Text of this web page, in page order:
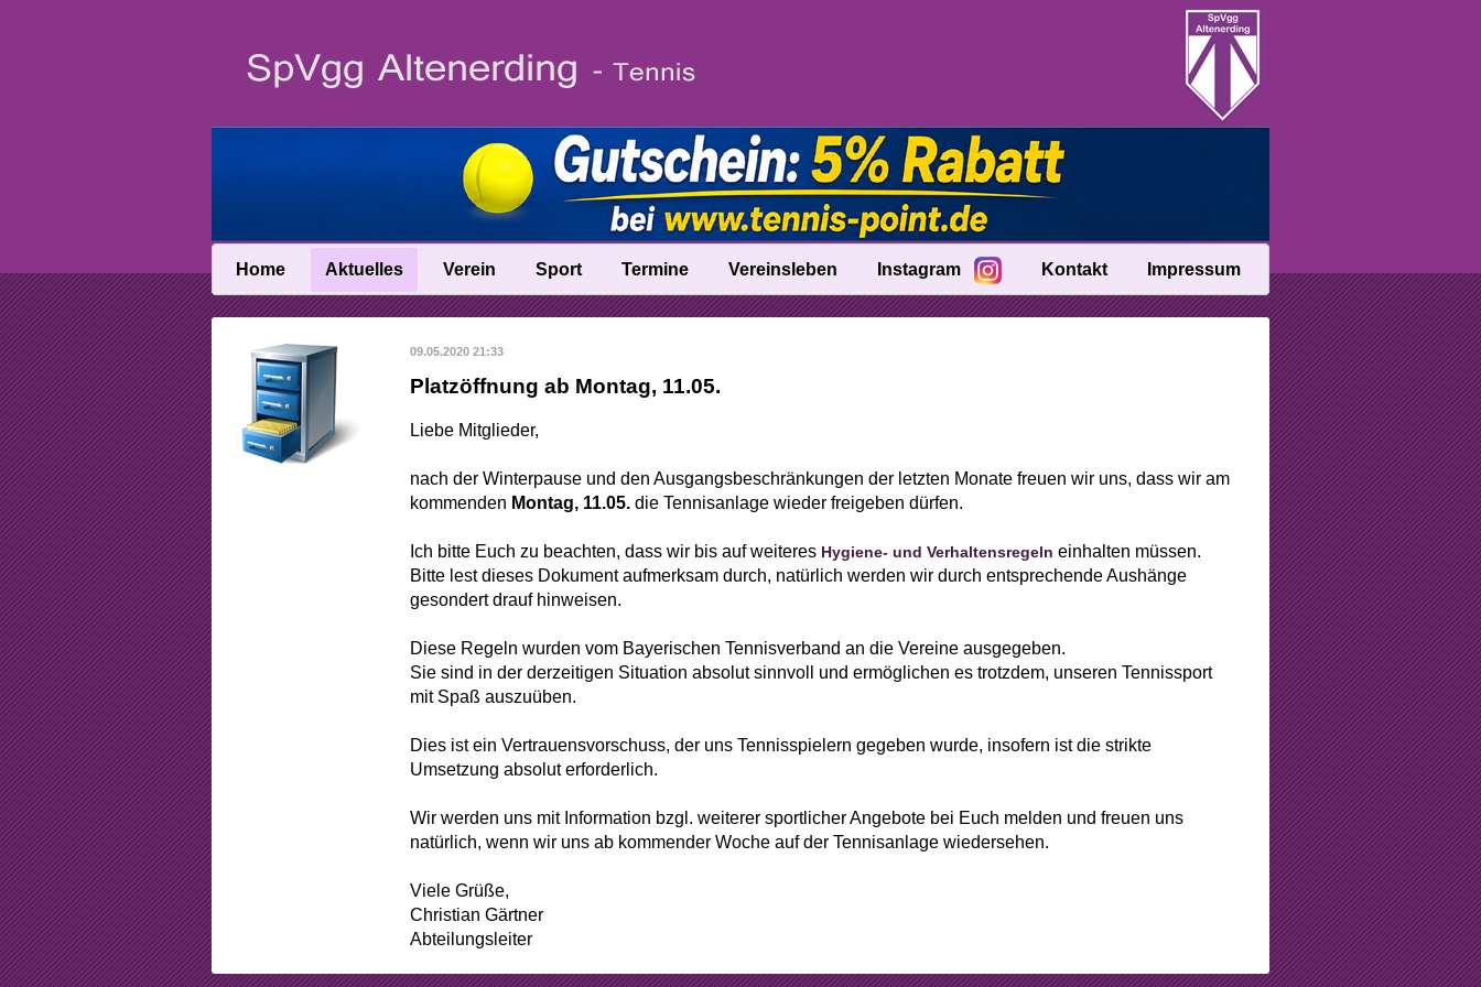
Home Aktuelles
News
News-Archiv
Verein
Vereinsinfo
Vereinschronik
Beschlüsse
Mitgliedschaft
Arbeitsstunden
Sponsoring
Sport
Trainer
Mannschaften
Tennistreff
Spielerbörse
Ballmaschine
Termine Vereinsleben Instagram Kontakt Impressum
09.05.2020 21:33
Platzöffnung ab Montag, 11.05.
Liebe Mitglieder,
nach der Winterpause und den Ausgangsbeschränkungen der letzten Monate freuen wir uns, dass wir am
kommenden Montag, 11.05. die Tennisanlage wieder freigeben dürfen.
Ich bitte Euch zu beachten, dass wir bis auf weiteres Hygiene- und Verhaltensregeln einhalten müssen.
Bitte lest dieses Dokument aufmerksam durch, natürlich werden wir durch entsprechende Aushänge
gesondert drauf hinweisen.
Diese Regeln wurden vom Bayerischen Tennisverband an die Vereine ausgegeben.
Sie sind in der derzeitigen Situation absolut sinnvoll und ermöglichen es trotzdem, unseren Tennissport
mit Spaß auszuüben.
Dies ist ein Vertrauensvorschuss, der uns Tennisspielern gegeben wurde, insofern ist die strikte
Umsetzung absolut erforderlich.
Wir werden uns mit Information bzgl. weiterer sportlicher Angebote bei Euch melden und freuen uns
natürlich, wenn wir uns ab kommender Woche auf der Tennisanlage wiedersehen.
Viele Grüße,
Christian Gärtner
Abteilungsleiter